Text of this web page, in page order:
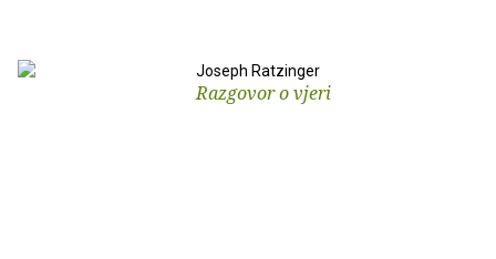
Joseph Ratzinger
Razgovor o vjeri